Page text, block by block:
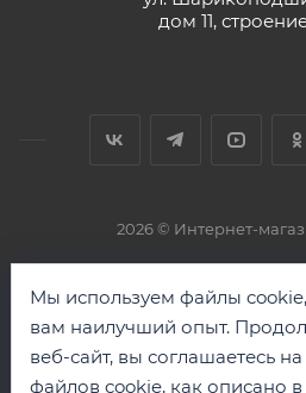
дом 11,
2026 © Интернет-
Мы используем файлы
вам наилучший опыт.
веб-сайт, вы соглашаетесь
файлов cookie, как описано